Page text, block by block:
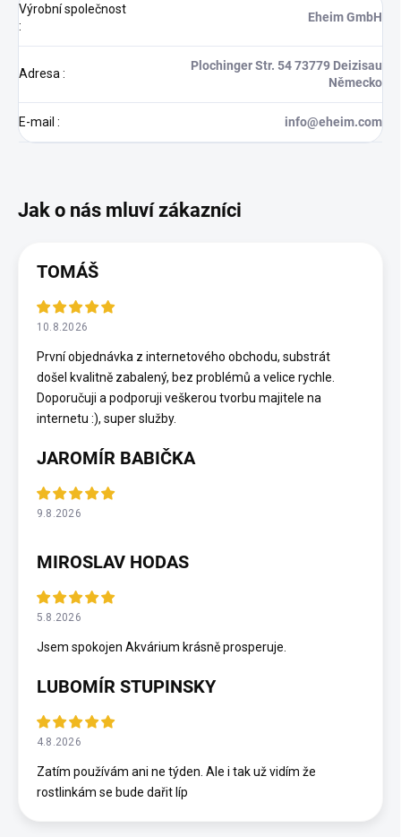
Výrobní společnost
:
Eheim GmbH
Adresa :
Plochinger Str. 54 73779 Deizisau
Německo
E-mail : info@eheim.com
TOMÁŠ
10.8.2026
První objednávka z internetového obchodu, substrát
došel kvalitně zabalený, bez problémů a velice rychle.
Doporučuji a podporuji veškerou tvorbu majitele na
internetu :), super služby.
JAROMÍR BABIČKA
9.8.2026
MIROSLAV HODAS
5.8.2026
Jsem spokojen Akvárium krásně prosperuje.
LUBOMÍR STUPINSKY
4.8.2026
Zatím používám ani ne týden. Ale i tak už vidím že
rostlinkám se bude dařit líp